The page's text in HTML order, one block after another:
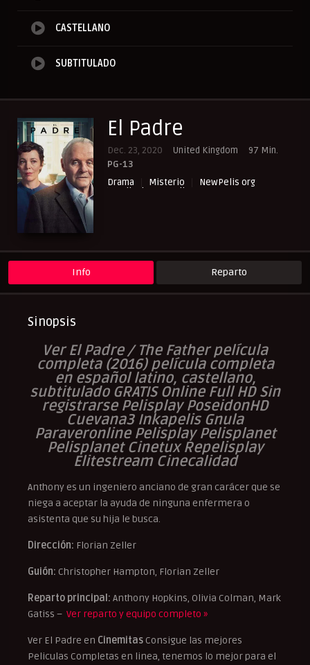
CASTELLANO
SUBTITULADO
El Padre
Dec. 23, 2020 United Kingdom
97 Min.
PG-13
Drama
Misterio
NewPelis org
Peliculas Castellano
Info Reparto
Sinopsis
Ver El Padre / The Father película
completa (2016) película completa
en español latino, castellano,
subtitulado GRATIS Online Full HD Sin
registrarse Pelisplay PoseidonHD
Cuevana3 Inkapelis Gnula
Paraveronline Pelisplay Pelisplanet
Pelisplanet Cinetux Repelisplay
Elitestream Cinecalidad
Anthony es un ingeniero anciano de gran carácer que se
niega a aceptar la ayuda de ninguna enfermera o
asistenta que su hija le busca.
Dirección: Florian Zeller
Guión: Christopher Hampton, Florian Zeller
Reparto principal: Anthony Hopkins, Olivia Colman, Mark
Gatiss – Ver reparto y equipo completo »
Ver El Padre en Cinemitas Consigue las mejores
Peliculas Completas en linea, tenemos lo mejor para el